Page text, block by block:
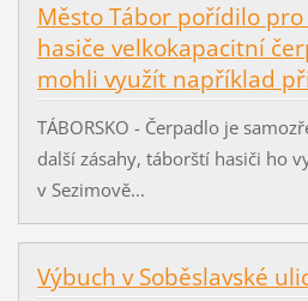
Město Tábor pořídilo
hasiče velkokapacitní
mohli využít například
TÁBORSKO - Čerpadlo je
další zásahy, táborští hasiči ho
v Sezimově...
Výbuch v Soběslavské